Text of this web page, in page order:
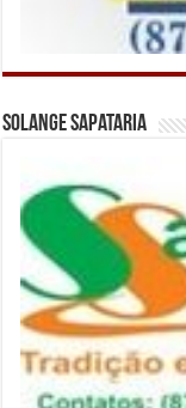
Solange Sapataria